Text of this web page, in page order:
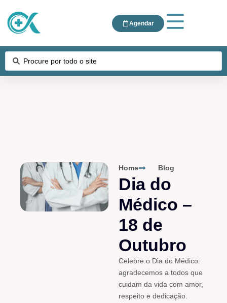
Agendar
Home Blog
Dia do
Médico –
18 de
Outubro
Celebre o Dia do Médico:
agradecemos a todos que
cuidam da vida com amor,
respeito e dedicação.